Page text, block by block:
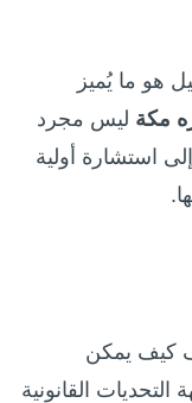
هو ما يُميز
مكة ليس مجرد
استشارة أولية
كيف يمكن
التحديات القانونية